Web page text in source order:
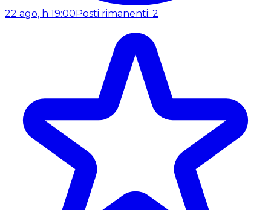
22 ago, h 19:00 Posti rimanenti: 2